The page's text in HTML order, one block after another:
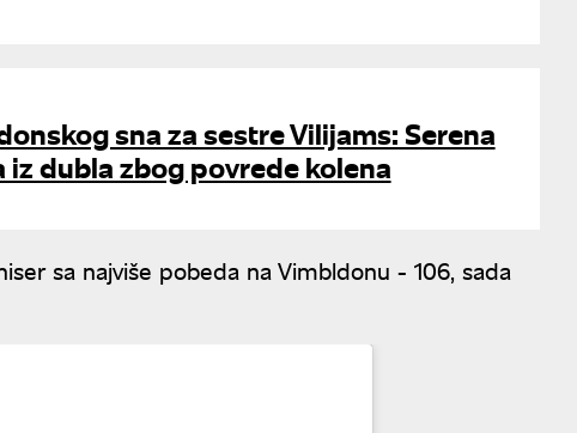
sna za sestre Vilijams: Serena
iz dubla zbog povrede kolena
sa najviše pobeda na Vimbldonu - 106, sada